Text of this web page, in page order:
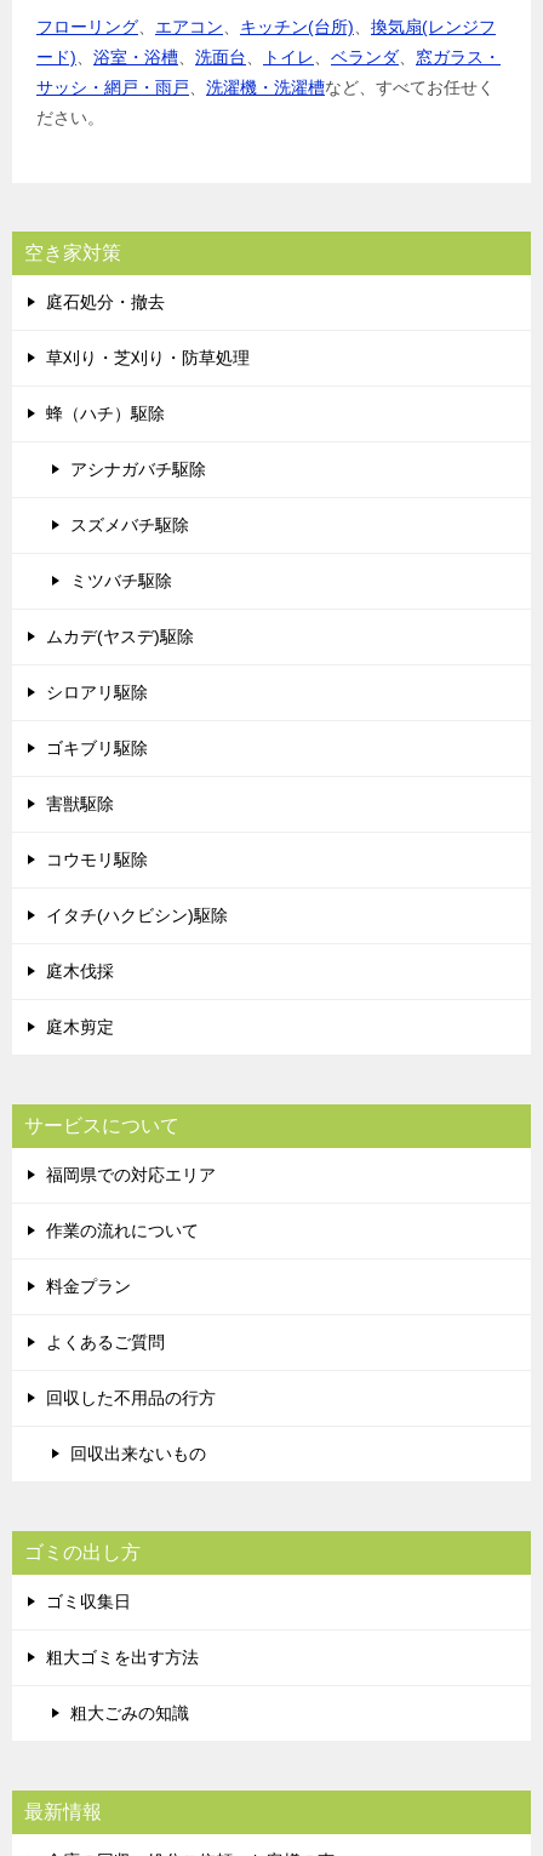
フローリング エアコン キッチン(台所)
換気扇(レンジフ
ード)
浴室・浴槽 洗面台 トイレ ベランダ
窓ガラス・
サッシ・網戸・雨戸
洗濯機・洗濯槽など、すべてお任せく
ださい。
空き家対策
庭石処分・撤去
草刈り・芝刈り・防草処理
蜂（ハチ）駆除
アシナガバチ駆除
スズメバチ駆除
ミツバチ駆除
ムカデ(ヤスデ)駆除
シロアリ駆除
ゴキブリ駆除
害獣駆除
コウモリ駆除
イタチ(ハクビシン)駆除
庭木伐採
庭木剪定
サービスについて
福岡県での対応エリア
作業の流れについて
料金プラン
よくあるご質問
回収した不用品の行方
回収出来ないもの
ゴミの出し方
ゴミ収集日
粗大ゴミを出す方法
粗大ごみの知識
最新情報